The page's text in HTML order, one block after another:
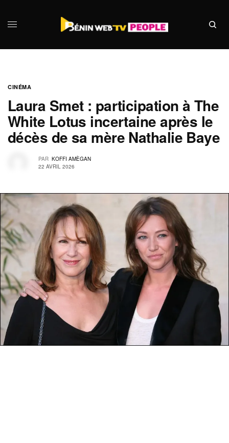
CINÉMA
Laura Smet : participation à The
White Lotus incertaine après le
décès de sa mère Nathalie Baye
PAR KOFFI AMÈGAN
22 AVRIL 2026